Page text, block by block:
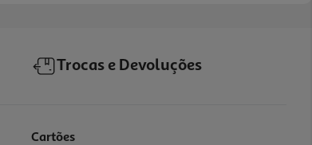
Trocas e Devoluções
Cartões